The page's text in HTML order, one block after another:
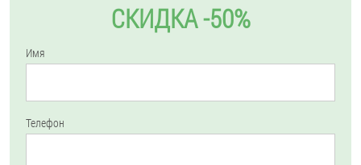
СКИДКА -50%
Имя
Телефон